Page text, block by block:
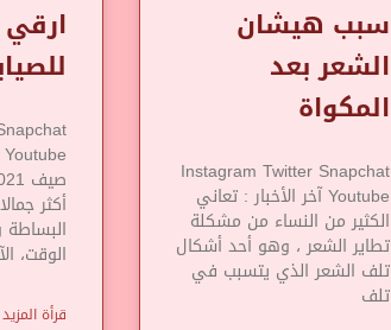
سبب هيشان
الشعر بعد
المكواة
Instagram Twitter Snapchat
Youtube آخر الأخبار : تعاني
الكثير من النساء من مشكلة
تطاير الشعر ، وهو أحد أشكال
تلف الشعر الذي يتسبب في
تلف
ارقي
أكثر
الوقت،
قرأة المزيد